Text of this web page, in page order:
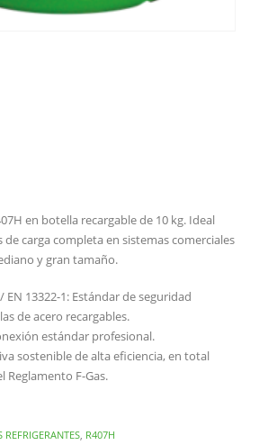
en botella recargable de 10 kg. Ideal
carga completa en sistemas comerciales
y gran tamaño.
EN 13322-1: Estándar de seguridad
de acero recargables.
estándar profesional.
sostenible de alta eficiencia, en total
F-Gas.
REFRIGERANTES R407H